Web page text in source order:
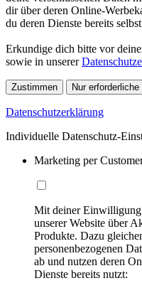
dir über deren Online-
du deren Dienste bereits
Erkundige dich bitte vor
sowie in unserer
Zustimmen Nur erforderliche
Datenschutzerklärung
Individuelle Datenschutz-
Marketing per
Mit deiner
unserer Website über
Produkte. Dazu
personenbezogenen
ab und nutzen deren
Dienste bereits nutzt: